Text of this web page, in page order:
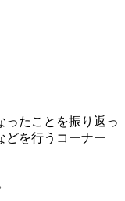
ったことを振り返っ
どを行うコーナー